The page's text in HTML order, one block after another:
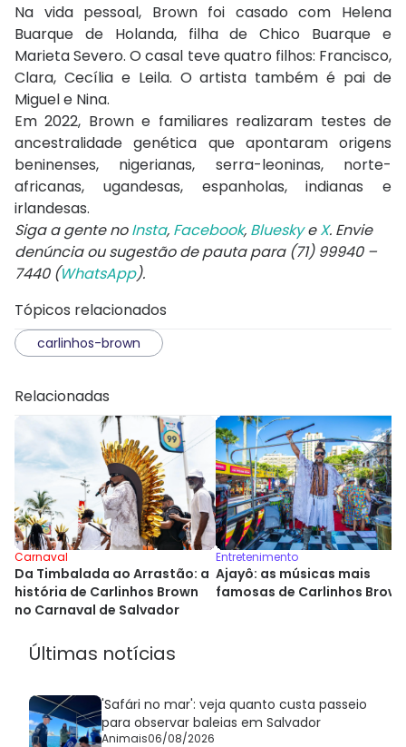
Na vida pessoal, Brown foi casado com Helena
Buarque de Holanda, filha deChico Buarque e
Marieta Severo. O casal teve quatro filhos: Francisco,
Clara, Cecília e Leila. O artista também é pai de
Miguel e Nina.
Em 2022, Brown e familiares realizaram testes de
ancestralidade genética que apontaram origens
beninenses, nigerianas, serra-leoninas, norte-
africanas, ugandesas, espanholas, indianas e
irlandesas.
Siga a gente noInsta, Facebook, BlueskyeX. Envie
denúncia ou sugestão de pauta para (71) 99940 –
7440 (WhatsApp).
Tópicos relacionados
carlinhos-brown
Relacionadas
Carnaval
Da Timbalada ao Arrastão: a
história de Carlinhos Brown
no Carnaval de Salvador
Entretenimento
Ajayô: as músicas mais
famosas de Carlinhos Brown
Últimas notícias
'Safári no mar': veja quanto custa passeio
para observar baleias em Salvador
Animais06/08/2026